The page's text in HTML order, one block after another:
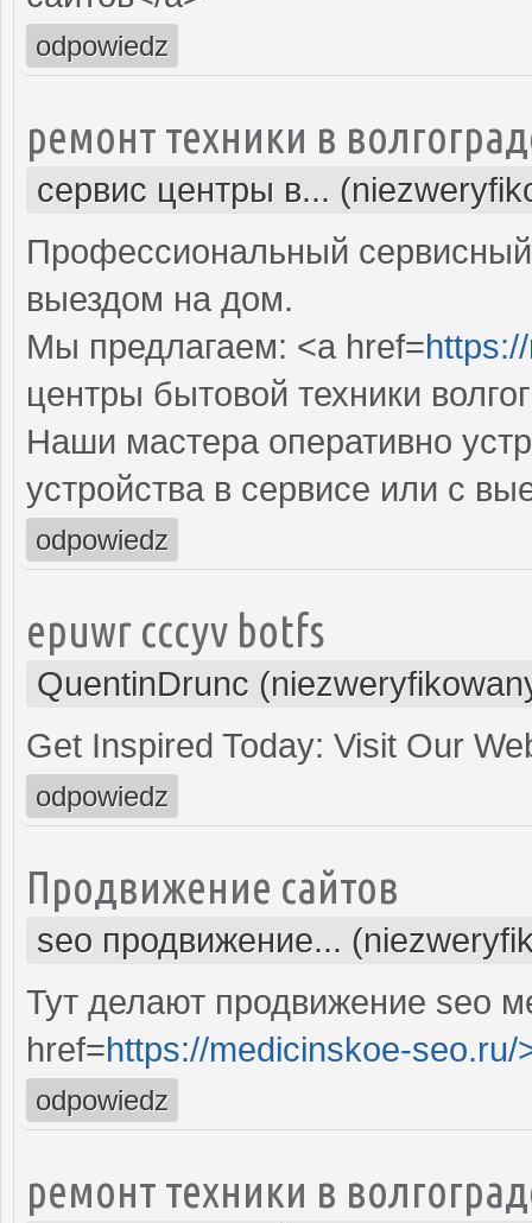
odpowiedz
ремонт техники в
сервис центры в...
Профессиональный
выездом на дом.
Мы предлагаем: <a href=
центры бытовой техники
Наши мастера оперативно
устройства в сервисе или с
odpowiedz
epuwr cccyv botfs
QuentinDrunc
Get Inspired Today: Visit Our
odpowiedz
Продвижение сайтов
seo продвижение...
Тут делают продвижение seo
href=https://medicinskoe-seo.ru/
odpowiedz
ремонт техники в